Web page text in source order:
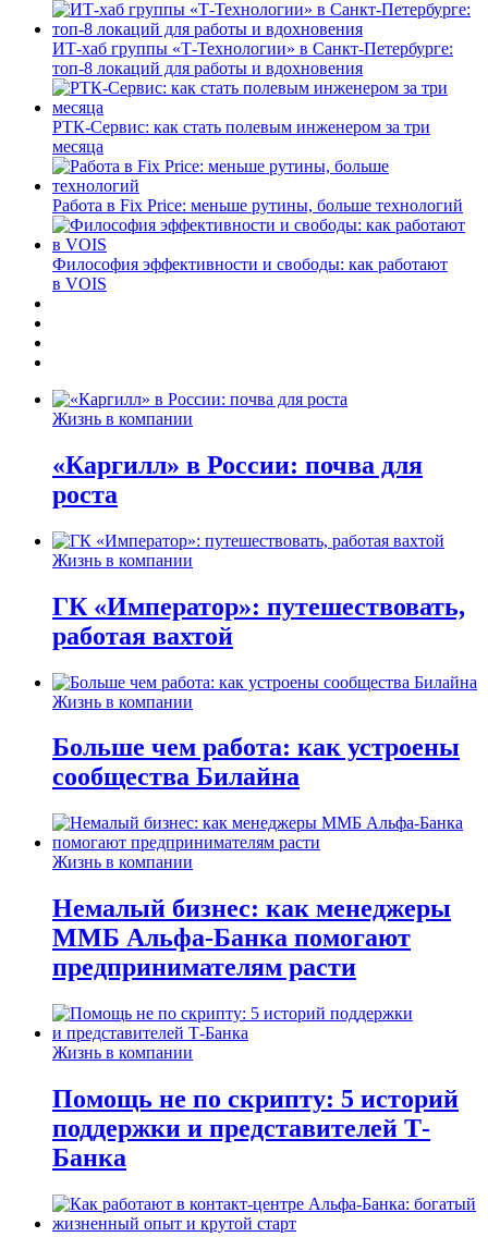
ИТ-хаб группы «Т-Технологии» в Санкт-Петербурге:
топ-8 локаций для работы и вдохновения
РТК-Сервис: как стать полевым инженером за три
месяца
Работа в Fix Price: меньше рутины, больше технологий
Философия эффективности и свободы: как работают
в VOIS
Жизнь в компании
«Каргилл» в России: почва для
роста
Жизнь в компании
ГК «Император»: путешествовать,
работая вахтой
Жизнь в компании
Больше чем работа: как устроены
сообщества Билайна
Жизнь в компании
Немалый бизнес: как менеджеры
ММБ Альфа-Банка помогают
предпринимателям расти
Жизнь в компании
Помощь не по скрипту: 5 историй
поддержки и представителей Т-
Банка